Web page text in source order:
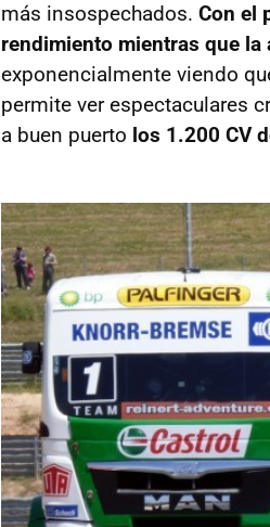
más insospechados. Con el
rendimiento mientras que
exponencialmente viendo
permite ver espectaculares
a buen puerto los 1.200 CV